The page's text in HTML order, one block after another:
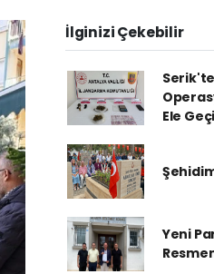
İlginizi Çekebilir
Ele
Yeni